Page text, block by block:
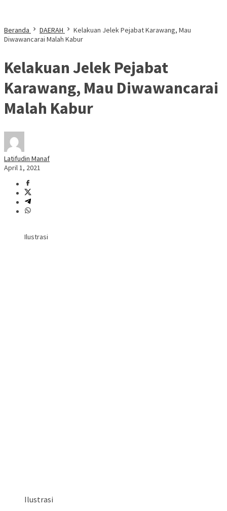
Beranda DAERAH
Kelakuan Jelek Pejabat Karawang, Mau
Diwawancarai Malah Kabur
Kelakuan Jelek Pejabat
Karawang, Mau Diwawancarai
Malah Kabur
Latifudin Manaf
April 1, 2021
Ilustrasi
Ilustrasi